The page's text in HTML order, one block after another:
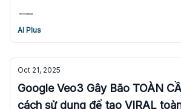
AI Plus
Oct 21, 2025
Google Veo3 Gây Bão TOÀN
cách sử dụng để tạo VIRAL